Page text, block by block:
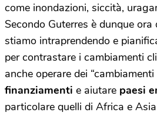
come inondazioni, siccità,
Secondo Guterres è dunque
stiamo intraprendendo e
per contrastare i cambiamenti
anche operare dei
finanziamenti e aiutare paesi
particolare quelli di Africa e